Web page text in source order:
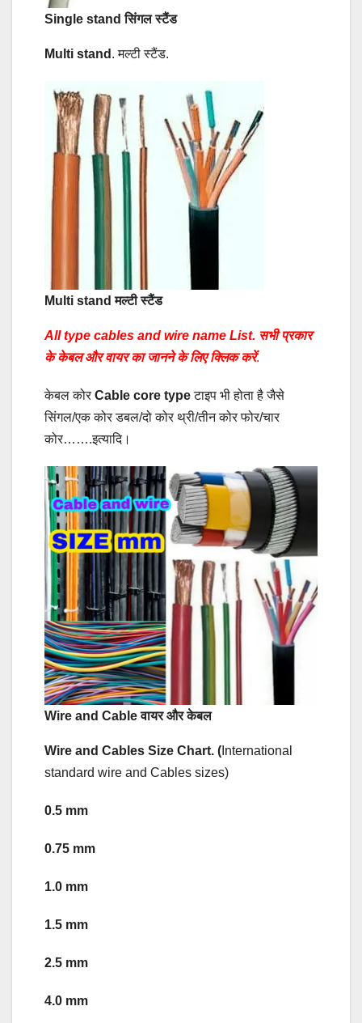
Single stand सिंगल स्टैंड
Multi stand . मल्टी स्टैंड.
Multi stand मल्टी स्टैंड
All type cables and wire name List. सभी प्रकार
के केबल और वायर का जानने के लिए क्लिक करें.
केबल कोर Cable core typeटाइप भी होता है जैसे
सिंगल/एक कोर डबल/दो कोर थ्री/तीन कोर फोर/चार
कोर…….इत्यादि।
Wire and Cable वायर और केबल
Wire and Cables Size Chart. ( International
standard wire and Cables sizes)
0.5 mm
0.75 mm
1.0 mm
1.5 mm
2.5 mm
4.0 mm